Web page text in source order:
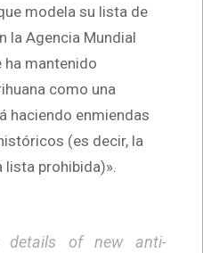
modela su lista de
la Agencia Mundial
ha mantenido
como una
haciendo enmiendas
(es decir, la
lista prohibida)».
details of new anti-